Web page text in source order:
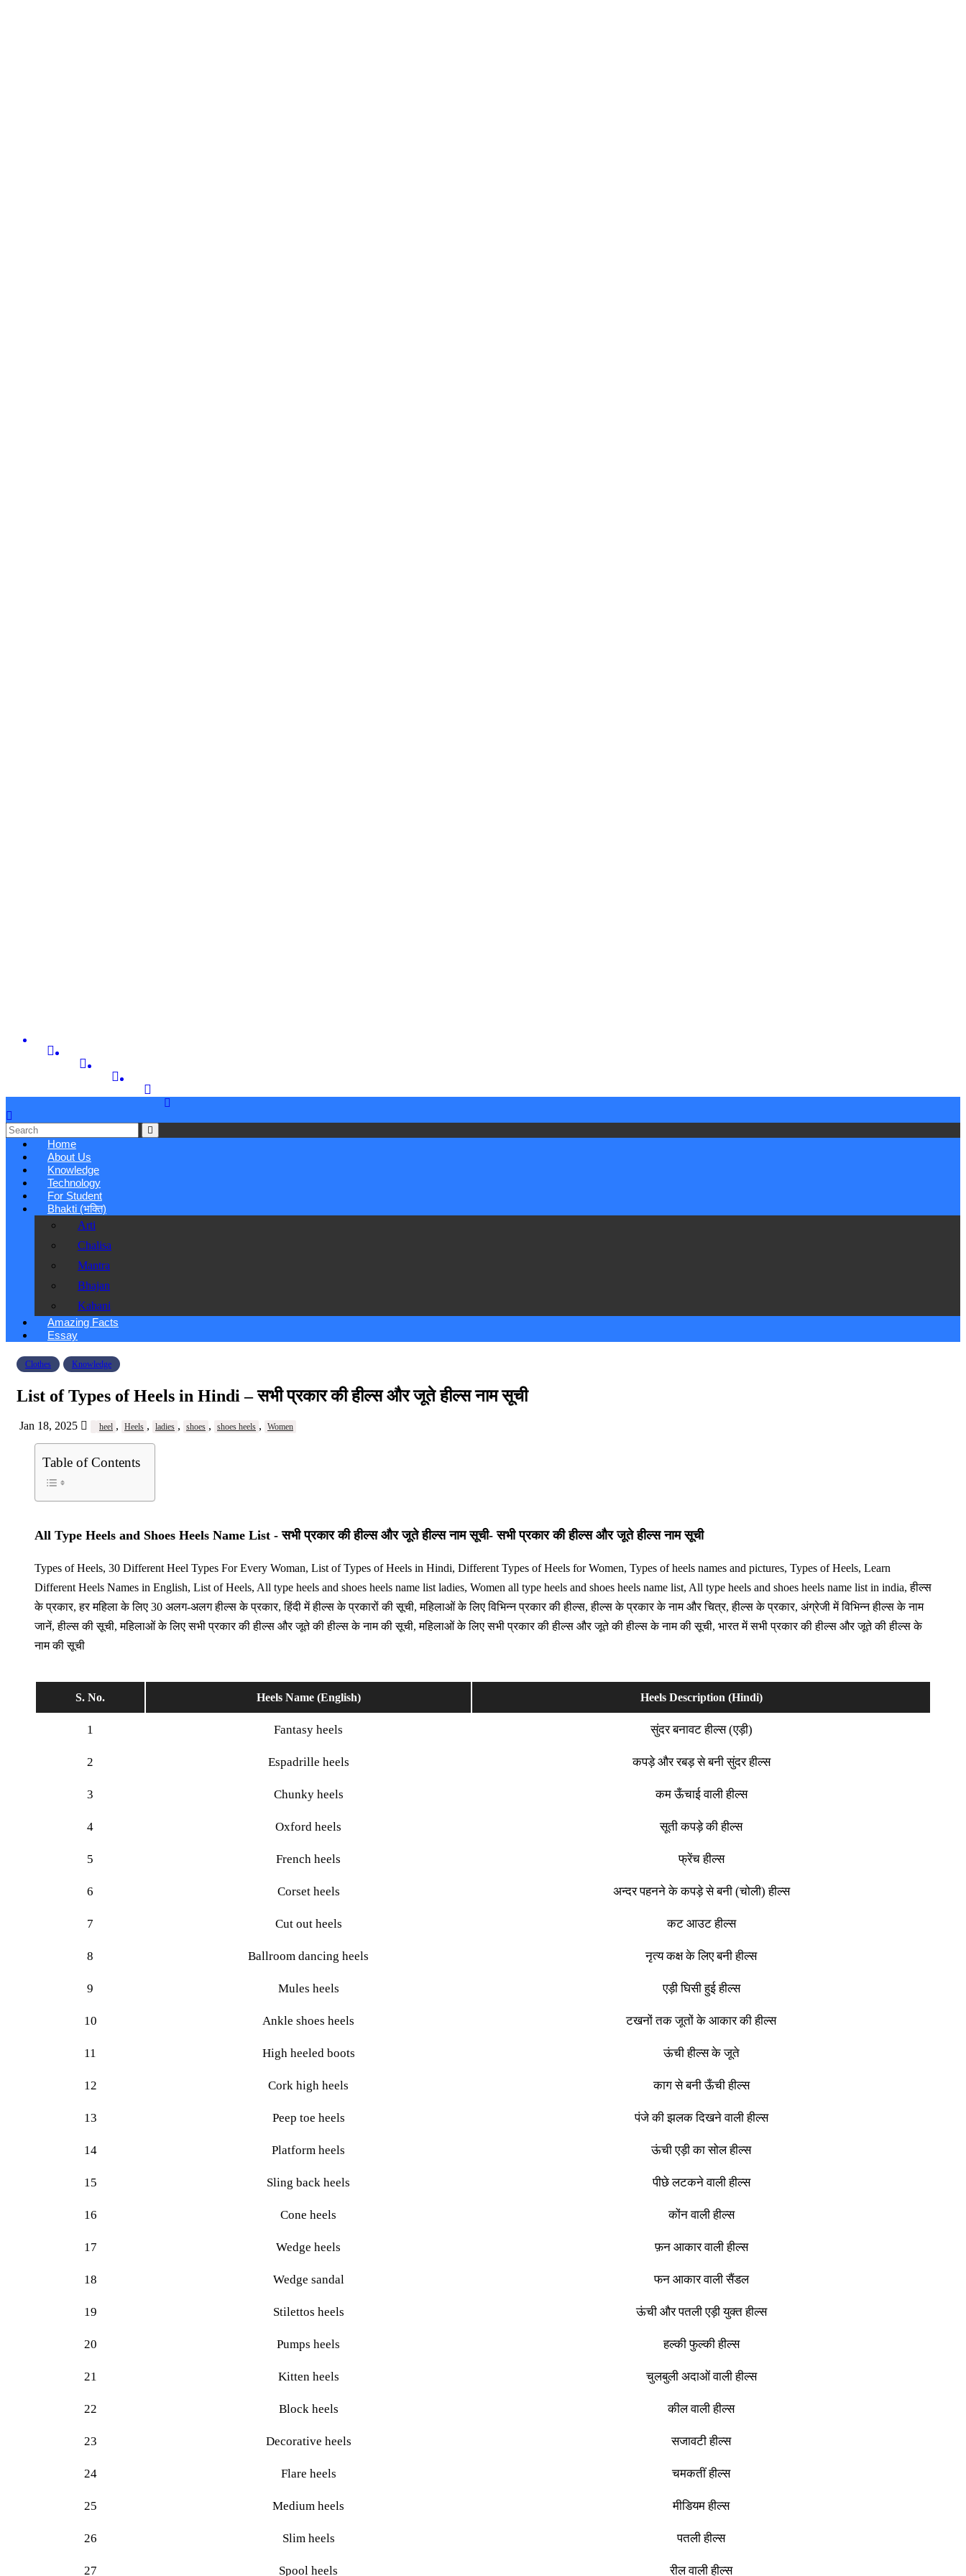
Home
About Us
Knowledge
Technology
For Student
Bhakti (भक्ति)
Arti
Chalisa
Mantra
Bhajan
Kahani
Amazing Facts
Essay
Clothes Knowledge
List of Types of Heels in Hindi – सभी प्रकार की हील्स और जूते हील्स नाम सूची
Jan 18, 2025 heel , Heels , ladies , shoes , shoes heels , Women
Table of Contents
All Type Heels and Shoes Heels Name List - सभी प्रकार की हील्स और जूते हील्स नाम सूची- सभी प्रकार की हील्स और जूते हील्स नाम सूची
Types of Heels, 30 Different Heel Types For Every Woman, List of Types of Heels in Hindi, Different Types of Heels for Women, Types of heels names and pictures, Types of Heels, Learn
Different Heels Names in English, List of Heels, All type heels and shoes heels name list ladies, Women all type heels and shoes heels name list, All type heels and shoes heels name list in india, हील्स
के प्रकार, हर महिला के लिए 30 अलग-अलग हील्स के प्रकार, हिंदी में हील्स के प्रकारों की सूची, महिलाओं के लिए विभिन्न प्रकार की हील्स, हील्स के प्रकार के नाम और चित्र, हील्स के प्रकार, अंग्रेजी में विभिन्न हील्स के नाम
जानें, हील्स की सूची, महिलाओं के लिए सभी प्रकार की हील्स और जूते की हील्स के नाम की सूची, महिलाओं के लिए सभी प्रकार की हील्स और जूते की हील्स के नाम की सूची, भारत में सभी प्रकार की हील्स और जूते की हील्स के
नाम की सूची
S. No. Heels Name (English) Heels Description (Hindi)
1 Fantasy heels सुंदर बनावट हील्स (एड़ी)
2 Espadrille heels कपड़े और रबड़ से बनी सुंदर हील्स
3 Chunky heels कम ऊँचाई वाली हील्स
4 Oxford heels सूती कपड़े की हील्स
5 French heels फ्रेंच हील्स
6 Corset heels अन्दर पहनने के कपड़े से बनी (चोली) हील्स
7 Cut out heels कट आउट हील्स
8 Ballroom dancing heels नृत्य कक्ष के लिए बनी हील्स
9 Mules heels एड़ी घिसी हुई हील्स
10 Ankle shoes heels टखनों तक जूतों के आकार की हील्स
11 High heeled boots ऊंची हील्स के जूते
12 Cork high heels काग से बनी ऊँची हील्स
13 Peep toe heels पंजे की झलक दिखने वाली हील्स
14 Platform heels ऊंची एड़ी का सोल हील्स
15 Sling back heels पीछे लटकने वाली हील्स
16 Cone heels कोंन वाली हील्स
17 Wedge heels फ़न आकार वाली हील्स
18 Wedge sandal फन आकार वाली सैंडल
19 Stilettos heels ऊंची और पतली एड़ी युक्त हील्स
20 Pumps heels हल्की फुल्की हील्स
21 Kitten heels चुलबुली अदाओं वाली हील्स
22 Block heels कील वाली हील्स
23 Decorative heels सजावटी हील्स
24 Flare heels चमकतीं हील्स
25 Medium heels मीडियम हील्स
26 Slim heels पतली हील्स
27 Spool heels रील वाली हील्स